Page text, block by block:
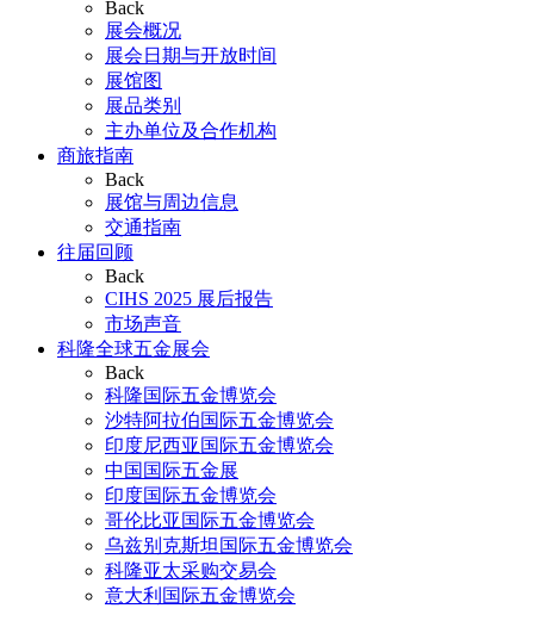
Back
展会概况
展会日期与开放时间
展馆图
展品类别
主办单位及合作机构
商旅指南
Back
展馆与周边信息
交通指南
往届回顾
Back
CIHS 2025 展后报告
市场声音
科隆全球五金展会
Back
科隆国际五金博览会
沙特阿拉伯国际五金博览会
印度尼西亚国际五金博览会
中国国际五金展
印度国际五金博览会
哥伦比亚国际五金博览会
乌兹别克斯坦国际五金博览会
科隆亚太采购交易会
意大利国际五金博览会